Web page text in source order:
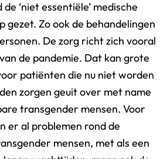
‘niet essentiële’ medische
gezet. Zo ook de behandelingen
De zorg richt zich vooral
de pandemie. Dat kan grote
patiënten die nu niet worden
zorgen geuit over met name
transgender mensen. Voor
er al problemen rond de
mensen, met als een